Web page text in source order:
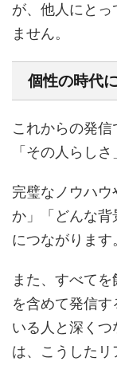
が、他人にとっ
ません。
個性の時代
これからの発
「その人らしさ
完璧なノウハ
か」「どんな
につながります
また、すべて
を含めて発信
いる人と深く
は、こうしたリ